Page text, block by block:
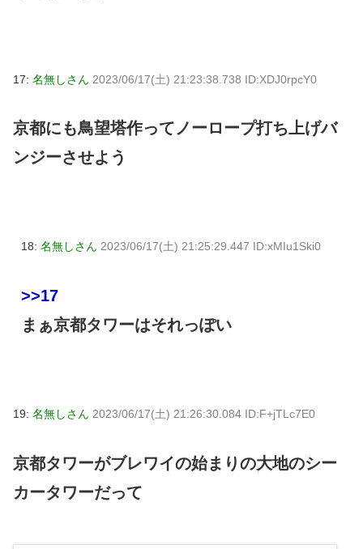
17: 名無しさん 2023/06/17(土) 21:23:38.738 ID:XDJ0rpcY0
京都にも鳥望塔作ってノーロープ打ち上げバ
ンジーさせよう
18: 名無しさん 2023/06/17(土) 21:25:29.447 ID:xMIu1Ski0
>>17
まぁ京都タワーはそれっぽい
19: 名無しさん 2023/06/17(土) 21:26:30.084 ID:F+jTLc7E0
京都タワーがブレワイの始まりの大地のシー
カータワーだって